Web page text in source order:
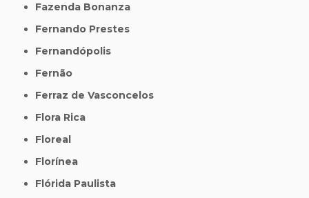
Fazenda Bonanza
Fernando Prestes
Fernandópolis
Fernão
Ferraz de Vasconcelos
Flora Rica
Floreal
Florínea
Flórida Paulista